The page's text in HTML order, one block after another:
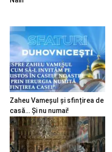
Zaheu Vameșul și sfințirea de
casă… Și nu numai!